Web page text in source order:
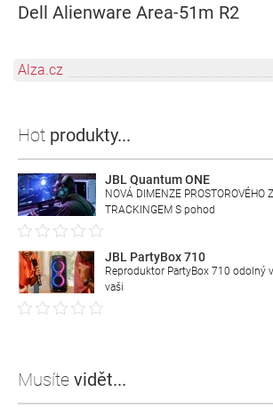
Dell Alienware Area-51m R2
Alza.cz
Hot produkty...
JBL Quantum ONE
NOVÁ DIMENZE PROSTOROVÉHO
TRACKINGEM S pohod
JBL PartyBox 710
Reproduktor PartyBox 710 odolný
vaši
Musíte vidět...